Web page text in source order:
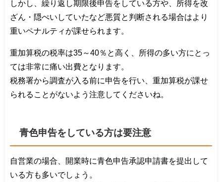
しかし、繰り返し期限後申告をしている方や、所得を改
ざん・隠ぺいしていたなど悪質と判断される場合はより
重いペナルティが課せられます。
重加算税の税率は35～40％と高く、所得の多い方にとっ
ては非常に痛い出費となります。
税務署から調査が入る前に申告を行い、重加算税が課せ
られることがないよう注意してくださいね。
青色申告をしている方は要注意
自営業の場合、開業時に青色申告承認申請書を提出して
いる方も多いでしょう。